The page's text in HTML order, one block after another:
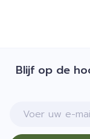
Blijf op de
E-mail adres